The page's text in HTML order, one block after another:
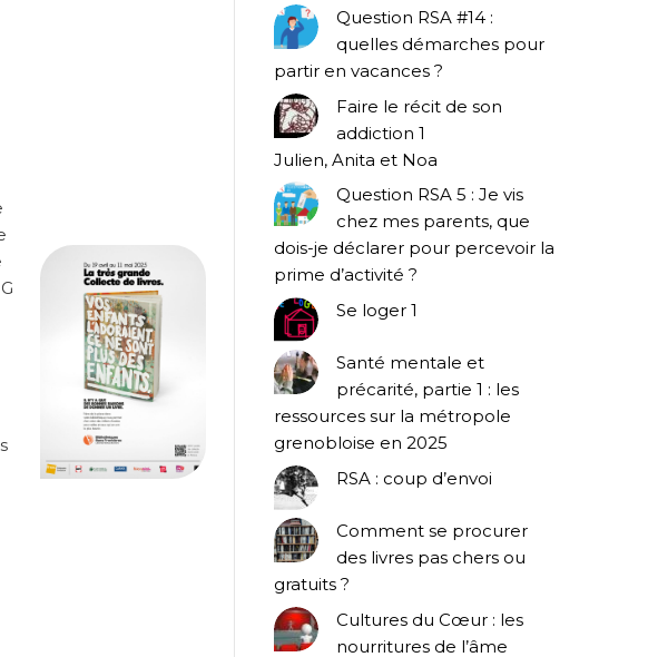
Question RSA #14 :
quelles démarches pour
partir en vacances ?
Faire le récit de son
addiction 1
Julien, Anita et Noa
Question RSA 5 : Je vis
chez mes parents, que
dois-je déclarer pour percevoir la
prime d’activité ?
Se loger 1
Santé mentale et
précarité, partie 1 : les
ressources sur la métropole
grenobloise en 2025
RSA : coup d’envoi
Comment se procurer
des livres pas chers ou
gratuits ?
Cultures du Cœur : les
nourritures de l’âme